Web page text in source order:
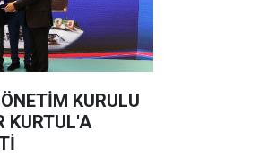
KURULU
KURTUL'A